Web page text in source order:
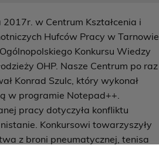
w Centrum Kształcenia i
Hufców Pracy w Tarnowie
Konkursu Wiedzy
OHP. Nasze Centrum po raz
Konrad Szulc, który wykonał
w programie Notepad++.
pracy dotyczyła konfliktu
Konkursowi towarzyszyły
z broni pneumatycznej, tenisa